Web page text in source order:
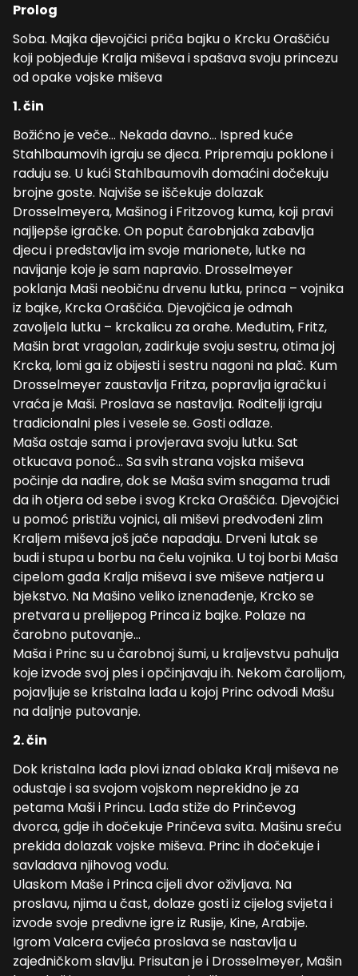
Prolog
Soba. Majka djevojčici priča bajku o Krcku Oraščiću
koji pobjeđuje Kralja miševa i spašava svoju princezu
od opake vojske miševa
1. čin
Božićno je veče… Nekada davno… Ispred kuće
Stahlbaumovih igraju se djeca. Pripremaju poklone i
raduju se. U kući Stahlbaumovih domaćini dočekuju
brojne goste. Najviše se iščekuje dolazak
Drosselmeyera, Mašinog i Fritzovog kuma, koji pravi
najljepše igračke. On poput čarobnjaka zabavlja
djecu i predstavlja im svoje marionete, lutke na
navijanje koje je sam napravio. Drosselmeyer
poklanja Maši neobičnu drvenu lutku, princa – vojnika
iz bajke, Krcka Oraščića. Djevojčica je odmah
zavoljela lutku – krckalicu za orahe. Međutim, Fritz,
Mašin brat vragolan, zadirkuje svoju sestru, otima joj
Krcka, lomi ga iz obijesti i sestru nagoni na plač. Kum
Drosselmeyer zaustavlja Fritza, popravlja igračku i
vraća je Maši. Proslava se nastavlja. Roditelji igraju
tradicionalni ples i vesele se. Gosti odlaze.
Maša ostaje sama i provjerava svoju lutku. Sat
otkucava ponoć… Sa svih strana vojska miševa
počinje da nadire, dok se Maša svim snagama trudi
da ih otjera od sebe i svog Krcka Oraščića. Djevojčici
u pomoć pristižu vojnici, ali miševi predvođeni zlim
Kraljem miševa još jače napadaju. Drveni lutak se
budi i stupa u borbu na čelu vojnika. U toj borbi Maša
cipelom gađa Kralja miševa i sve miševe natjera u
bjekstvo. Na Mašino veliko iznenađenje, Krcko se
pretvara u prelijepog Princa iz bajke. Polaze na
čarobno putovanje…
Maša i Princ su u čarobnoj šumi, u kraljevstvu pahulja
koje izvode svoj ples i opčinjavaju ih. Nekom čarolijom,
pojavljuje se kristalna lađa u kojoj Princ odvodi Mašu
na daljnje putovanje.
2. čin
Dok kristalna lađa plovi iznad oblaka Kralj miševa ne
odustaje i sa svojom vojskom neprekidno je za
petama Maši i Princu. Lađa stiže do Prinčevog
dvorca, gdje ih dočekuje Prinčeva svita. Mašinu sreću
prekida dolazak vojske miševa. Princ ih dočekuje i
savladava njihovog vođu.
Ulaskom Maše i Princa cijeli dvor oživljava. Na
proslavu, njima u čast, dolaze gosti iz cijelog svijeta i
izvode svoje predivne igre iz Rusije, Kine, Arabije.
Igrom Valcera cvijeća proslava se nastavlja u
zajedničkom slavlju. Prisutan je i Drosselmeyer, Mašin